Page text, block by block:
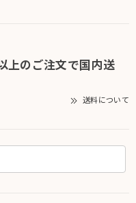
上のご注文で国内送
送料について